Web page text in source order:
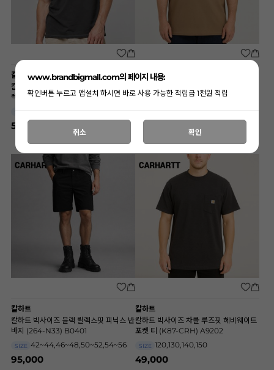
칼하트
칼하트 빅사이즈 카본헤더 미드웨이트 릴
렉스 티셔츠 (6652-CRH) B0830
SIZE 120,140,150
58,000
칼하트
트 포켓 티(K87-DES) A9190
SIZE 130,140,150
49,000
칼하트
칼하트 빅사이즈 블랙 릴렉스핏 피닉스 반
바지 (264-N33) B0401
SIZE 42~44,46~48,50~52,54~56
95,000
칼하트
칼하트 빅사이즈 차콜 루즈핏 헤비웨이트
포켓 티 (K87-CRH) A9202
SIZE 120,130,140,150
49,000
www.brandbigmall.com의 페이지 내용:
확인버튼 누르고 앱설치 하시면 바로 사용 가능한 적립금 1천원 적립
취소 확인